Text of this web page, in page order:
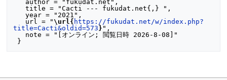
   title = "Cacti --- fukudat.net{,} ",
   year = "2021",
   url = "
\url{ https://fukudat.net/w/index.php?
title=Cacti&oldid=573 } ",